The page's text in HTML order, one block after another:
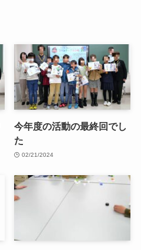
今年度の活動の最終回でし
た
02/21/2024